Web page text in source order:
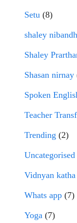
Setu (8)
shaley nibandh
Shaley
Shasan nirnay
Spoken
Teacher
Trending (2)
Uncategorised
Vidnyan katha
Whats app (7)
Yoga (7)